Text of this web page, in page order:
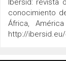
Ibersid: revista
conocimiento
África,
http://